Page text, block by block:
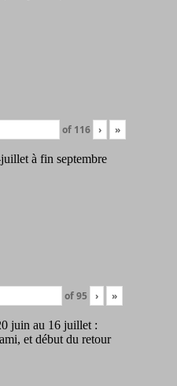
of 116 › »
à fin septembre
of95 › »
juin au 16 juillet :
et début du retour